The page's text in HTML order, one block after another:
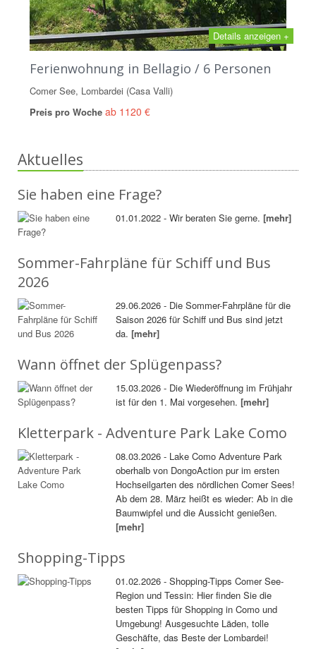
Details anzeigen +
Ferienwohnung in Bellagio / 6 Personen
Comer See, Lombardei (Casa Valli)
Preis pro Woche ab 1120 €
Aktuelles
Sie haben eine Frage?
01.01.2022 - Wir beraten Sie gerne.[mehr]
Sommer-Fahrpläne für Schiff und Bus
2026
29.06.2026 - Die Sommer-Fahrpläne für die
Saison 2026 für Schiff und Bus sind jetzt
da.[mehr]
Wann öffnet der Splügenpass?
15.03.2026 - Die Wiederöffnung im Frühjahr
ist für den 1. Mai vorgesehen.[mehr]
Kletterpark - Adventure Park Lake Como
08.03.2026 - Lake Como Adventure Park
oberhalb von DongoAction pur im ersten
Hochseilgarten des nördlichen Comer Sees!
Ab dem 28. März heißt es wieder: Ab in die
Baumwipfel und die Aussicht genießen.
[mehr]
Shopping-Tipps
01.02.2026 - Shopping-Tipps Comer See-
Region und Tessin: Hier finden Sie die
besten Tipps für Shopping in Como und
Umgebung! Ausgesuchte Läden, tolle
Geschäfte, das Beste der Lombardei!